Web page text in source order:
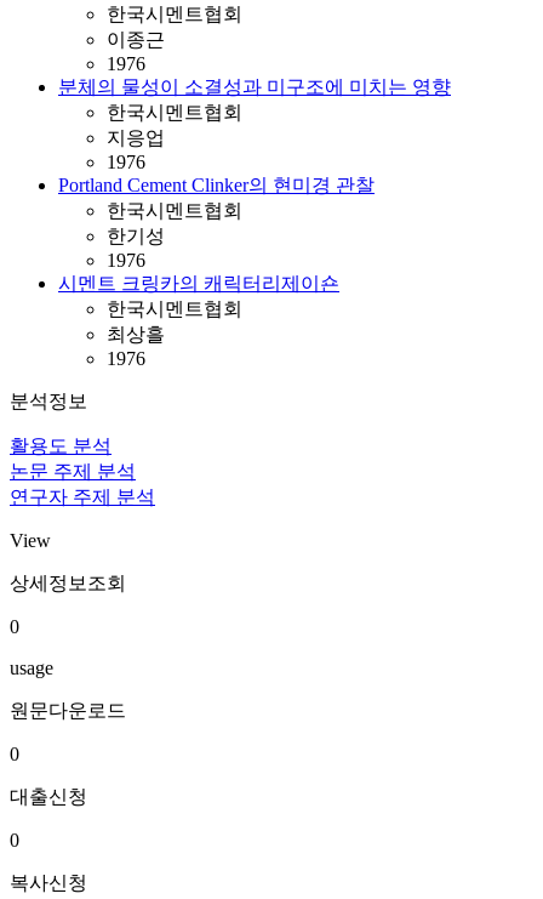
한국시멘트협회
이종근
1976
분체의 물성이 소결성과 미구조에 미치는 영향
한국시멘트협회
지응업
1976
Portland Cement Clinker의 현미경 관찰
한국시멘트협회
한기성
1976
시멘트 크링카의 캐릭터리제이숀
한국시멘트협회
최상흘
1976
분석정보
활용도 분석
논문 주제 분석
연구자 주제 분석
View
상세정보조회
0
usage
원문다운로드
0
대출신청
0
복사신청